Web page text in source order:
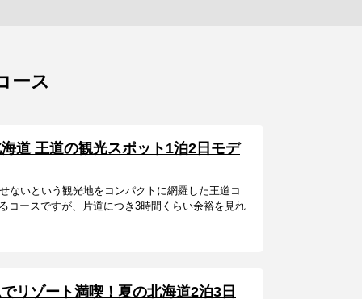
ース
道 王道の観光スポット1泊2日モデ
ないという観光地をコンパクトに網羅した王道コ
コースですが、片道につき3時間くらい余裕を見れ
リゾート満喫！夏の北海道2泊3日